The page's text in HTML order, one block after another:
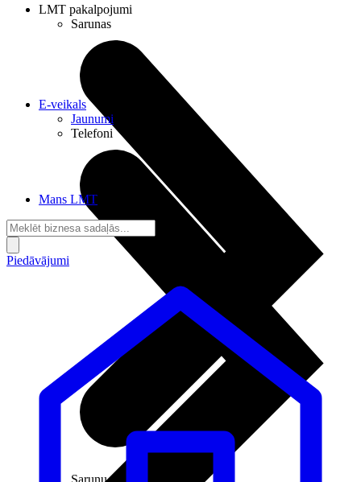
LMT pakalpojumi
Sarunas
Sarunu pieslēgumi
E-veikals
Jaunumi
Telefoni
Mans LMT
Piedāvājumi